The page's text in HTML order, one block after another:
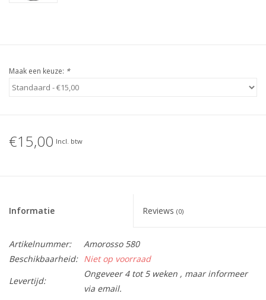
Maak een keuze: *
€15,00 Incl. btw
Informatie Reviews (0)
Artikelnummer:
Amorosso 580
Beschikbaarheid: Niet op voorraad
Levertijd:
Ongeveer 4 tot 5 weken , maar informeer
via email.